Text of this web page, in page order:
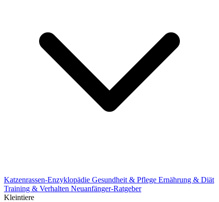
Katzenrassen-Enzyklopädie Gesundheit & Pflege Ernährung & Diät
Training & Verhalten Neuanfänger-Ratgeber
Kleintiere